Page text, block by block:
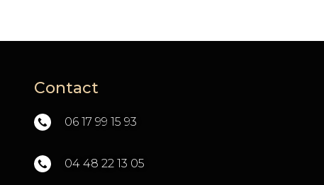
Contact
06 17 99 15 93
04 48 22 13 05